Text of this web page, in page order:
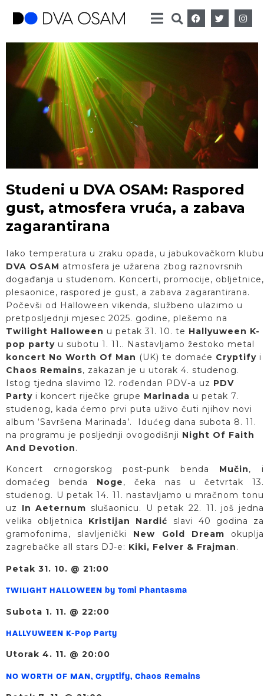
Studeni u DVA OSAM: Raspored
gust, atmosfera vruća, a zabava
zagarantirana
Iako temperatura u zraku opada, u jabukovačkom klubu
DVA OSAM atmosfera je užarena zbog raznovrsnih
događanja u studenom. Koncerti, promocije, obljetnice,
plesaonice, raspored je gust, a zabava zagarantirana.
Počevši od Halloween vikenda, službeno ulazimo u
pretposljednji mjesec 2025. godine, plešemo na
Twilight Halloween u petak 31. 10. te Hallyuween K-
pop party u subotu 1. 11.. Nastavljamo žestoko metal
koncert No Worth Of Man (UK) te domaće Cryptify i
Chaos Remains, zakazan je u utorak 4. studenog.
Istog tjedna slavimo 12. rođendan PDV-a uz PDV
Party i koncert riječke grupe Marinada u petak 7.
studenog, kada ćemo prvi puta uživo čuti njihov novi
album ‘Savršena Marinada’. Idućeg dana subota 8. 11.
na programu je posljednji ovogodišnji Night Of Faith
And Devotion.
Koncert crnogorskog post-punk benda Mučin, i
domaćeg benda Noge, čeka nas u četvrtak 13.
studenog. U petak 14. 11. nastavljamo u mračnom tonu
uz In Aeternum slušaonicu. U petak 22. 11. još jedna
velika obljetnica Kristijan Nardić slavi 40 godina za
gramofonima, slavljenički New Gold Dream okuplja
zagrebačke all stars DJ-e: Kiki, Felver & Frajman.
Petak 31. 10. @ 21:00
TWILIGHT HALLOWEEN by Tomi Phantasma
Subota 1. 11. @ 22:00
HALLYUWEEN K-Pop Party
Utorak 4. 11. @ 20:00
NO WORTH OF MAN, Cryptify, Chaos Remains